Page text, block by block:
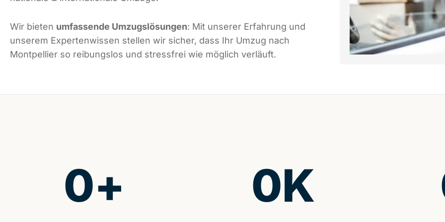
Wir bieten umfassende Umzugslösungen: Mit unserer Erfahrung und
unserem Expertenwissen stellen wir sicher, dass Ihr Umzug nach
Montpellier so reibungslos und stressfrei wie möglich verläuft.
0+ 0K